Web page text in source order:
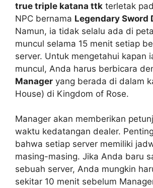
true triple katana ttk terletak
NPC bernama Legendary Sword
Namun, ia tidak selalu ada di
muncul selama 15 menit setiap
server. Untuk mengetahui kapan
muncul, Anda harus berbicara
Manager yang berada di dalam
House) di Kingdom of Rose.
Manager akan memberikan
waktu kedatangan dealer.
bahwa setiap server memiliki
masing-masing. Jika Anda baru
sebuah server, Anda mungkin
sekitar 10 menit sebelum